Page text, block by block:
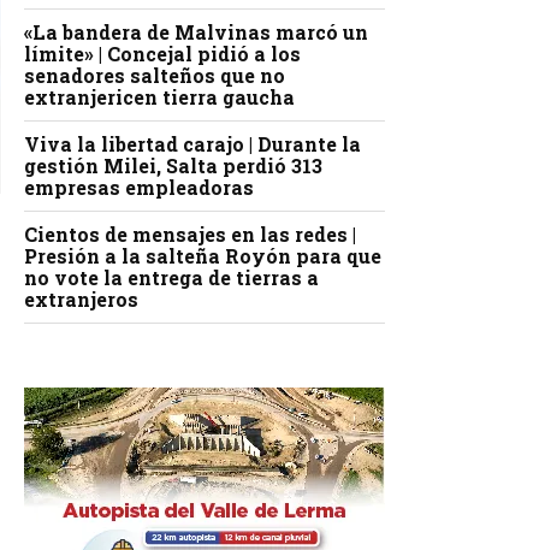
«La bandera de Malvinas marcó un
límite» | Concejal pidió a los
senadores salteños que no
extranjericen tierra gaucha
Viva la libertad carajo | Durante la
gestión Milei, Salta perdió 313
empresas empleadoras
Cientos de mensajes en las redes |
Presión a la salteña Royón para que
no vote la entrega de tierras a
extranjeros